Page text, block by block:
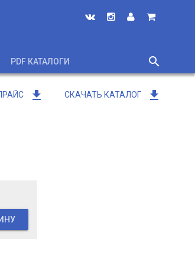
PDF КАТАЛОГИ
search
close
get_app СКАЧАТЬ КАТАЛОГ get_app